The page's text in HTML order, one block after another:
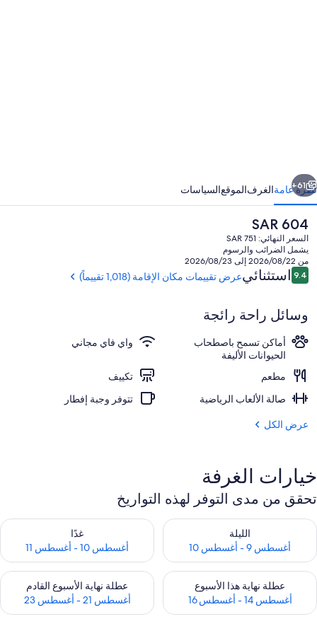
الردهة
التالي
61+
نظرة عامةالغرفالموقعالسياسات
السعر
الحالي
هو
SAR
604
SAR 604
السعر النهائي: SAR 751
يشمل الضرائب والرسوم
من 2026/08/22 إلى 2026/08/23
التقييمات
9.49.4 من 10استثنائيعرض تقييمات مكان الإقامة (1,018 تقييماً)
وسائل راحة رائجة
أماكن تسمح باصطحاب
الحيوانات الأليفة
واي فاي مجاني
مطعم
تكييف
صالة الألعاب الرياضية
تتوفر وجبة إفطار
عرض الكل
خيارات الغرفة
تحقق من مدى التوفر لهذه التواريخ
الليلة
أغسطس 9 - أغسطس 10
تحقق من مدى التوفر لليلة للفترة أغسطس 9 - أغسطس 10
غدًا
أغسطس 10 - أغسطس 11
تحقق من مدى التوفر لغد للفترة أغسطس
عطلة نهاية هذا الأسبوع
أغسطس 14 - أغسطس 16
تحقق من مدى التوفر لعطلة نهاية هذا الأسبوع للفترة أغسطس 14 - أغسطس 16
عطلة نهاية الأسبوع القادم
أغسطس 21 - أغسطس 23
تحقق من مدى التوفر لعطلة نهاية